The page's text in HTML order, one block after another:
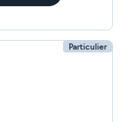
Particulier